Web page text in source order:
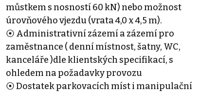
můstkem s nosností 60 kN) nebo možnost
úrovňového vjezdu (vrata 4,0 x 4,5 m).
⦿ Administrativní zázemí a zázemí pro
zaměstnance ( denní místnost, šatny, WC,
kanceláře )dle klientských specifikací, s
ohledem na požadavky provozu
⦿ Dostatek parkovacích míst i manipulační